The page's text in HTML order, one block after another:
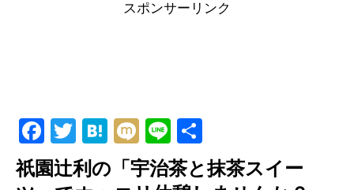
スポンサーリンク
F
a
c
T
wi
tt
H
at
e
M
ixi
Li
n
e
有
祇園辻利の「宇治茶と抹茶スイー